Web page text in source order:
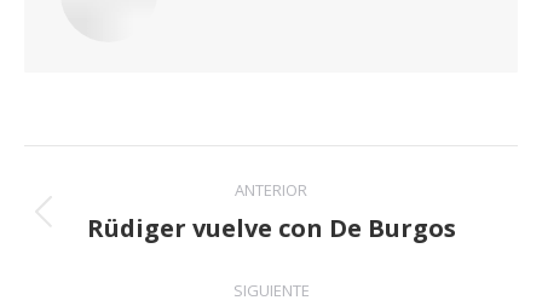
Navegación
entre
publicaciones
ANTERIOR
Publicación
Rüdiger vuelve con De Burgos
SIGUIENTE